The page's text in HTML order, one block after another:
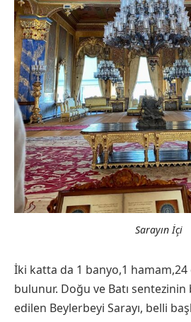
Sarayın İçi
İki katta da 1 banyo,1 hamam,24
bulunur. Doğu ve Batı
edilen Beylerbeyi Sarayı, belli